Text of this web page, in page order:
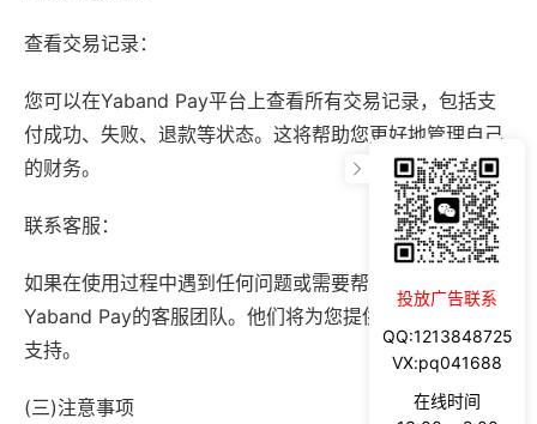
查看交易记录：
您可以在Yaband Pay平台上查看所有交易记录，包括支
付成功、失败、退款等状态。这将帮助您更好地管理自己
的财务。
联系客服：
如果在使用过程中遇到任何问题或需要帮助，请随时联系
Yaband Pay的客服团队。他们将为您提供专业的帮助和
支持。
(三)注意事项
投放广告联系
QQ:1213848725
VX:pq041688
在线时间